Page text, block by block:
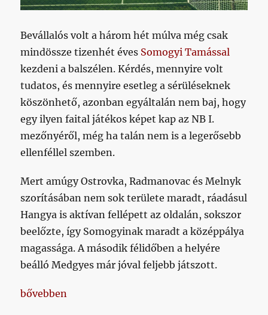
Bevállalós volt a három hét múlva még csak
mindössze tizenhét éves Somogyi Tamással
kezdeni a balszélen. Kérdés, mennyire volt
tudatos, és mennyire esetleg a sérüléseknek
köszönhető, azonban egyáltalán nem baj, hogy
egy ilyen faital játékos képet kap az NB I.
mezőnyéről, még ha talán nem is a legerősebb
ellenféllel szemben.
Mert amúgy Ostrovka, Radmanovac és Melnyk
szorításában nem sok területe maradt, ráadásul
Hangya is aktívan fellépett az oldalán, sokszor
beelőzte, így Somogyinak maradt a középpálya
magassága. A második félidőben a helyére
beálló Medgyes már jóval feljebb játszott.
„Sok kicsit egyre ment”
bővebben